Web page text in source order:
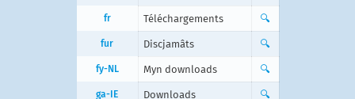
fr Téléchargements 🔍
fur Discjamâts 🔍
fy-NL Myn downloads 🔍
ga-IE Downloads 🔍